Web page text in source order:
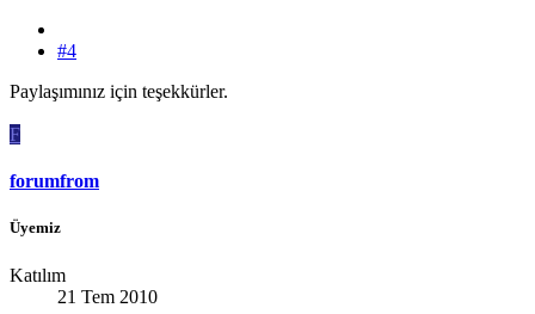
#4
Paylaşımınız için teşekkürler.
F
forumfrom
Üyemiz
Katılım
21 Tem 2010